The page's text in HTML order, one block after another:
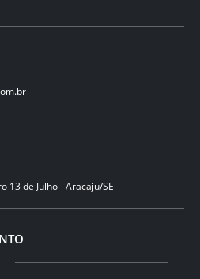
13 de Julho - Aracaju/SE